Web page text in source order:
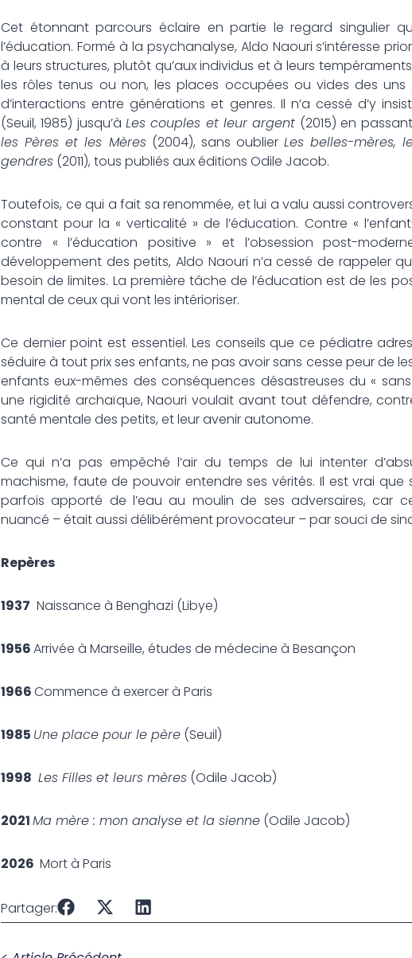
Cet étonnant parcours éclaire en partie le regard singulier
l’éducation. Formé à la psychanalyse, Aldo Naouri s’intéresse
à leurs structures, plutôt qu’aux individus et à leurs
les rôles tenus ou non, les places occupées ou vides des
d’interactions entre générations et genres. Il n’a cessé d’y
(Seuil, 1985) jusqu’àLes couples et leur argent (2015) en
les Pères et les Mères(2004), sans oublierLes belles-mères,
gendres (2011), tous publiés aux éditions Odile Jacob.
Toutefois, ce qui a fait sa renommée, et lui a valu aussi
constant pour la « verticalité » de l’éducation. Contre «
contre « l’éducation positive » et l’obsession post-
développement des petits, Aldo Naouri n’a cessé de rappeler
besoin de limites. La première tâche de l’éducation est de les
mental de ceux qui vont les intérioriser.
Ce dernier point est essentiel. Les conseils que ce pédiatre
séduire à tout prix ses enfants, ne pas avoir sans cesse peur de
enfants eux-mêmes des conséquences désastreuses du «
une rigidité archaïque, Naouri voulait avant tout défendre,
santé mentale des petits, et leur avenir autonome.
Ce qui n’a pas empêché l’air du temps de lui intenter
machisme, faute de pouvoir entendre ses vérités. Il est vrai
parfois apporté de l’eau au moulin de ses adversaires, car
nuancé – était aussi délibérément provocateur – par souci de
Repères
1937 Naissance à Benghazi (Libye)
1956Arrivée à Marseille, études de médecine à Besançon
1966Commence à exercer à Paris
1985 Une place pour le père (Seuil)
1998 Les Filles et leurs mères (Odile Jacob)
2021Ma mère : mon analyse et la sienne (Odile Jacob)
2026 Mort à Paris
Partager: